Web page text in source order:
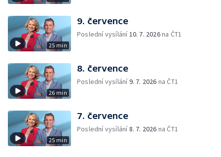
25 min
9. července
Poslední vysílání10. 7. 2026na ČT1
26 min
8. července
Poslední vysílání9. 7. 2026 na ČT1
25 min
7. července
Poslední vysílání8. 7. 2026 na ČT1